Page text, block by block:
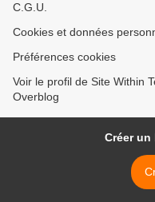
C.G.U.
Cookies et données
Préférences cookies
Voir le profil de Site Within
Overblog
Créer